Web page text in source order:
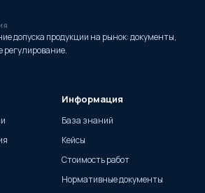
допуска продукции на рынок: документы,
регулирование.
Информация
База знаний
Кейсы
Стоимость работ
Нормативные документы